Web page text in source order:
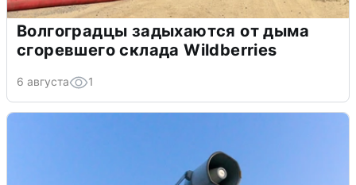
Волгоградцы задыхаются от дыма
сгоревшего склада Wildberries
6 августа 1